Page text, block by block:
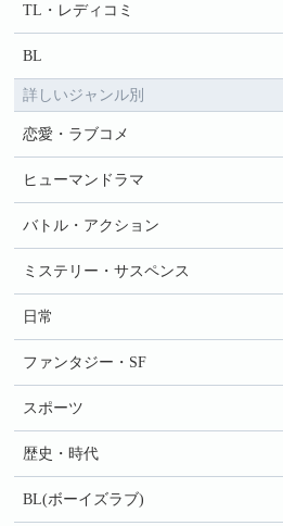
TL・レディコミ
BL
詳しいジャンル別
恋愛・ラブコメ
ヒューマンドラマ
バトル・アクション
ミステリー・サスペンス
日常
ファンタジー・SF
スポーツ
歴史・時代
BL(ボーイズラブ)